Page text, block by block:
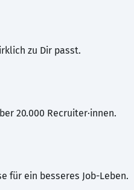
zu Dir passt.
20.000 Recruiter·innen.
für ein besseres Job-Leben.